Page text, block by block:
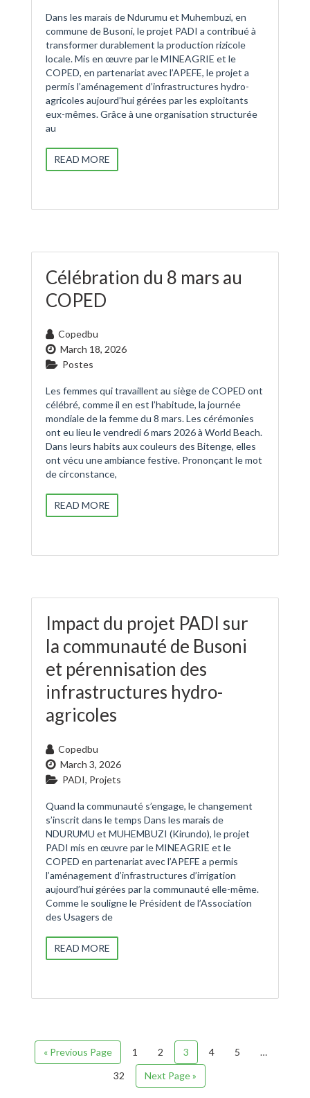
Dans les marais de Ndurumu et Muhembuzi, en
commune de Busoni, le projet PADI a contribué à
transformer durablement la production rizicole
locale. Mis en œuvre par le MINEAGRIE et le
COPED, en partenariat avec l’APEFE, le projet a
permis l’aménagement d’infrastructures hydro-
agricoles aujourd’hui gérées par les exploitants
eux-mêmes. Grâce à une organisation structurée
au
READ MORE
Célébration du 8 mars au
COPED
Copedbu
March 18, 2026
Postes
Les femmes qui travaillent au siège de COPED ont
célébré, comme il en est l’habitude, la journée
mondiale de la femme du 8 mars. Les cérémonies
ont eu lieu le vendredi 6 mars 2026 à World Beach.
Dans leurs habits aux couleurs des Bitenge, elles
ont vécu une ambiance festive. Prononçant le mot
de circonstance,
READ MORE
Impact du projet PADI sur
la communauté de Busoni
et pérennisation des
infrastructures hydro-
agricoles
Copedbu
March 3, 2026
PADI, Projets
Quand la communauté s’engage, le changement
s’inscrit dans le temps Dans les marais de
NDURUMU et MUHEMBUZI (Kirundo), le projet
PADI mis en œuvre par le MINEAGRIE et le
COPED en partenariat avec l’APEFE a permis
l’aménagement d’infrastructures d’irrigation
aujourd’hui gérées par la communauté elle-même.
Comme le souligne le Président de l’Association
des Usagers de
READ MORE
« Previous Page 1 2 3 4 5
…
32
Next Page »